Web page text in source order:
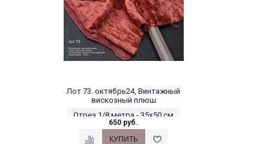
Лот 73. октябрь24, Винтажный
вискозный плюш
Отрез 1/8 метра - 35х50 см
650 руб.